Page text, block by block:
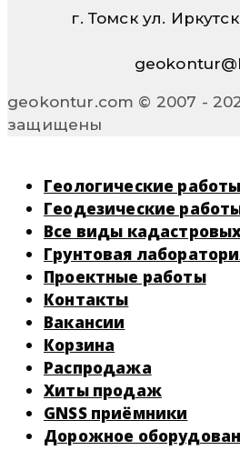
г. Томск ул.
geokontur.com © 2007 -
защищены
Геологические работы
Геодезические
Все виды
Грунтовая
Проектные работы
Контакты
Вакансии
Корзина
Распродажа
Хиты продаж
GNSS приёмники
Дорожное